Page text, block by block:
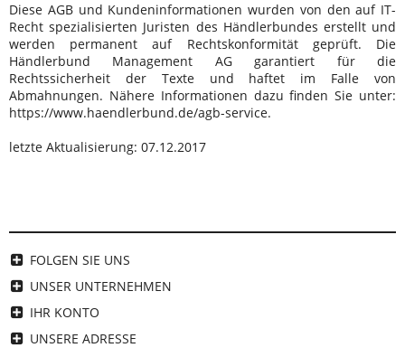
Diese AGB und Kundeninformationen wurden von den auf IT-
Recht spezialisierten Juristen des Händlerbundes erstellt und
werden permanent auf Rechtskonformität geprüft. Die
Händlerbund Management AG garantiert für die
Rechtssicherheit der Texte und haftet im Falle von
Abmahnungen. Nähere Informationen dazu finden Sie unter:
https://www.haendlerbund.de/agb-service.
letzte Aktualisierung: 07.12.2017
FOLGEN SIE UNS
UNSER UNTERNEHMEN
IHR KONTO
UNSERE ADRESSE